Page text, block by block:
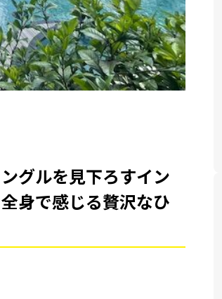
グルを見下ろすイン
身で感じる贅沢なひ